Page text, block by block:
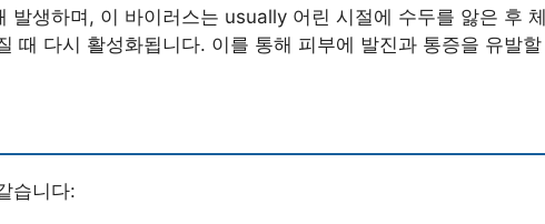
발생하며, 이 바이러스는 usually 어린 시절에 수두를 앓은 후 체
때 다시 활성화됩니다. 이를 통해 피부에 발진과 통증을 유발할
습니다: